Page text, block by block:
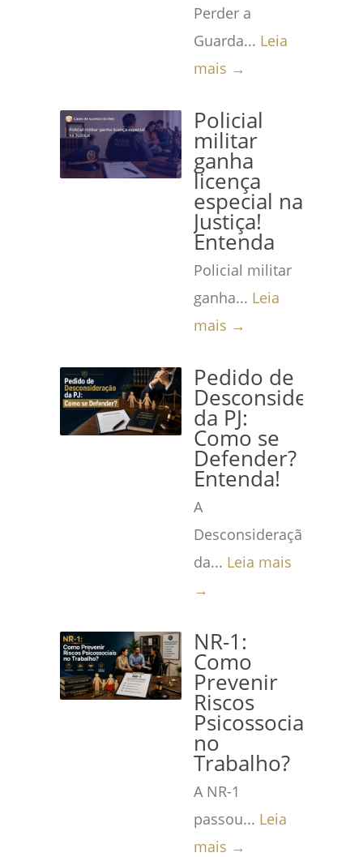
Perder a
Guarda... Leia
mais →
Policial
militar
ganha
licença
especial na
Justiça!
Entenda
Policial militar
ganha... Leia
mais →
Pedido de
Desconsideração
da PJ:
Como se
Defender?
Entenda!
A
Desconsideração
da... Leia mais
→
NR-1:
Como
Prevenir
Riscos
Psicossociais
no
Trabalho?
A NR-1
passou... Leia
mais →